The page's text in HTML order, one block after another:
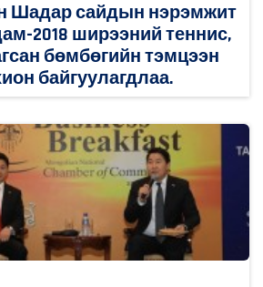
Шадар сайдын нэрэмжит
2018 ширээний теннис,
бөмбөгийн тэмцээн
байгуулагдлаа.
0